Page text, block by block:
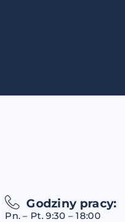
Godziny pracy:
Pn. – Pt. 9:30 – 18:00